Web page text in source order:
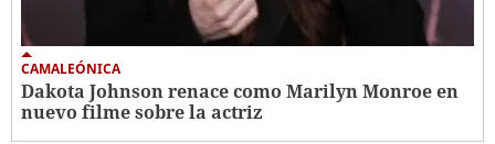
CAMALEÓNICA
Dakota Johnson renace como Marilyn Monroe en
nuevo filme sobre la actriz